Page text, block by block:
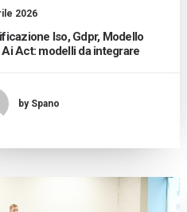
2026
Iso, Gdpr, Modello
Ai Act: modelli da integrare
by Spano